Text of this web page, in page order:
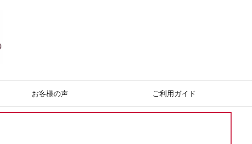
お客様の声 ご利用ガイド